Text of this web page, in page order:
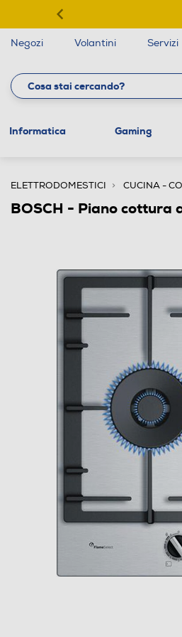
Negozi Volantini Servizi
Informatica Gaming
ELETTRODOMESTICI CUCINA -
BOSCH - Piano cottura